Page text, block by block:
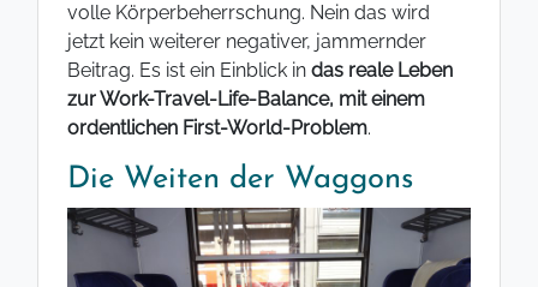
volle Körperbeherrschung. Nein das wird
jetzt kein weiterer negativer, jammernder
Beitrag. Es ist ein Einblick in das reale Leben
zur Work-Travel-Life-Balance, mit einem
ordentlichen First-World-Problem.
Die Weiten der Waggons